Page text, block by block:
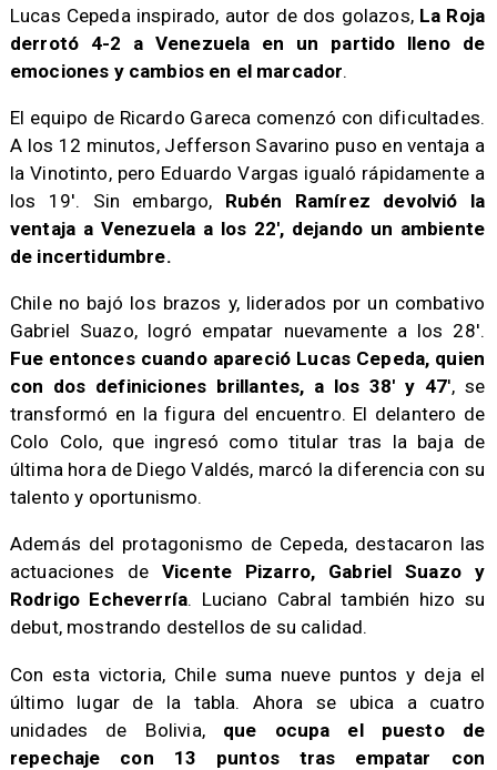
Lucas Cepeda inspirado, autor de dos golazos, La Roja
derrotó 4-2 a Venezuela en un partido lleno de
emociones y cambios en el marcador.
El equipo de Ricardo Gareca comenzó con dificultades.
A los 12 minutos, Jefferson Savarino puso en ventaja a
la Vinotinto, pero Eduardo Vargas igualó rápidamente a
los 19'. Sin embargo, Rubén Ramírez devolvió la
ventaja a Venezuela a los 22', dejando un ambiente
de incertidumbre.
Chile no bajó los brazos y, liderados por un combativo
Gabriel Suazo, logró empatar nuevamente a los 28'.
Fue entonces cuando apareció Lucas Cepeda, quien
con dos definiciones brillantes, a los 38' y 47', se
transformó en la figura del encuentro. El delantero de
Colo Colo, que ingresó como titular tras la baja de
última hora de Diego Valdés, marcó la diferencia con su
talento y oportunismo.
Además del protagonismo de Cepeda, destacaron las
actuaciones de Vicente Pizarro, Gabriel Suazo y
Rodrigo Echeverría. Luciano Cabral también hizo su
debut, mostrando destellos de su calidad.
Con esta victoria, Chile suma nueve puntos y deja el
último lugar de la tabla. Ahora se ubica a cuatro
unidades de Bolivia, que ocupa el puesto de
repechaje con 13 puntos tras empatar con